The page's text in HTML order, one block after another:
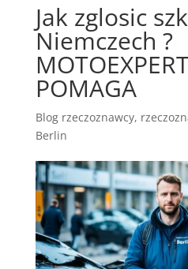
Jak zglosic
Niemczech ?
POMAGA
Blog rzeczoznawcy,
Berlin